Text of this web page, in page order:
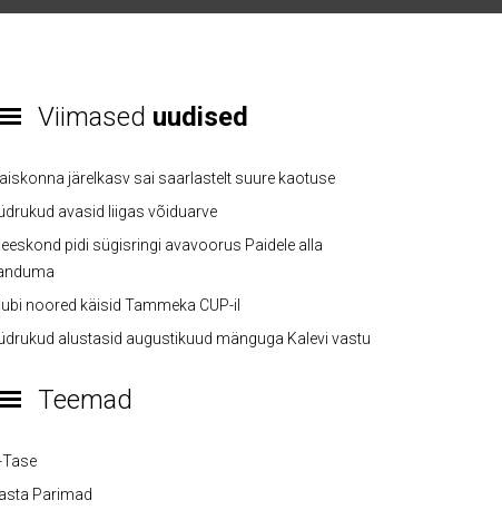
Viimased uudised
järelkasv sai saarlastelt suure kaotuse
avasid liigas võiduarve
pidi sügisringi avavoorus Paidele alla
noored käisid Tammeka CUP-il
alustasid augustikuud mänguga Kalevi vastu
Teemad
Tase
Parimad